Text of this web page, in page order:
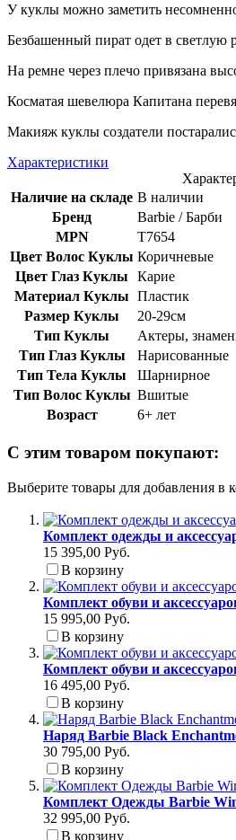
У куклы можно заметить
Безбашенный пират одет в
На ремне через плечо привязана
Косматая шевелюра Капитана
Макияж куклы создатели
Характеристики
Наличие на складе В наличии
Бренд
Barbie / Барби
MPN
T7654
Цвет Волос Куклы Коричневые
Цвет Глаз Куклы
Карие
Материал Куклы Пластик
Размер Куклы
20-29см
Тип Куклы
Актеры,
Тип Глаз Куклы
Нарисованные
Тип Тела Куклы
Шарнирное
Тип Волос Куклы Вшитые
Возраст
6+ лет
С этим товаром покупают:
Выберите товары для добавления в
Комплект одежды и
15 395,00 Руб.
В корзину
Комплект обуви и
15 995,00 Руб.
В корзину
Комплект обуви и
16 495,00 Руб.
В корзину
Наряд Barbie Black
30 795,00 Руб.
В корзину
Комплект Одежды Barbie
32 995,00 Руб.
В корзину